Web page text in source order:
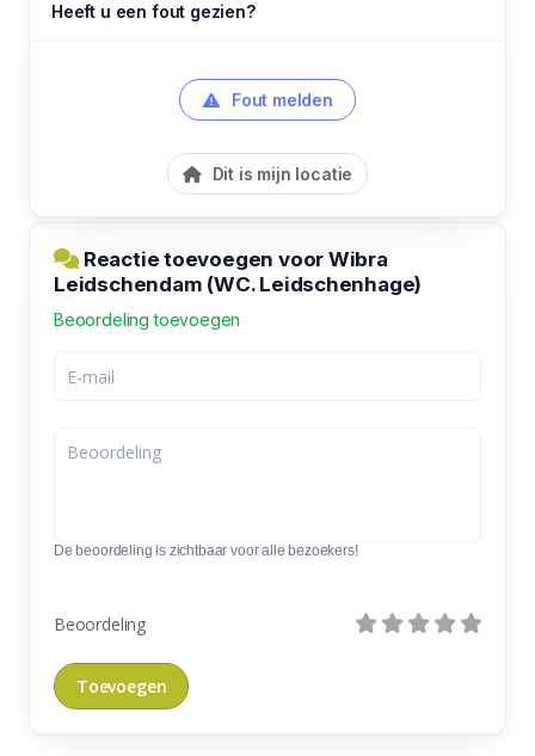
Heeft u een fout gezien?
Fout melden
Dit is mijn locatie
Reactie toevoegen voor Wibra
Leidschendam (WC. Leidschenhage)
Beoordeling toevoegen
De beoordeling is zichtbaar voor alle bezoekers!
Beoordeling